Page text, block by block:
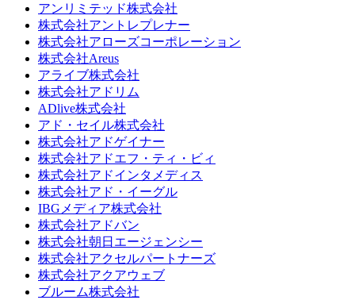
アンリミテッド株式会社
株式会社アントレプレナー
株式会社アローズコーポレーション
株式会社Areus
アライブ株式会社
株式会社アドリム
ADlive株式会社
アド・セイル株式会社
株式会社アドゲイナー
株式会社アドエフ・ティ・ビィ
株式会社アドインタメディス
株式会社アド・イーグル
IBGメディア株式会社
株式会社アドバン
株式会社朝日エージェンシー
株式会社アクセルパートナーズ
株式会社アクアウェブ
ブルーム株式会社